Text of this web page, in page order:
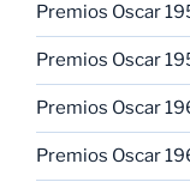
Premios Oscar
Premios Oscar
Premios Oscar
Premios Oscar